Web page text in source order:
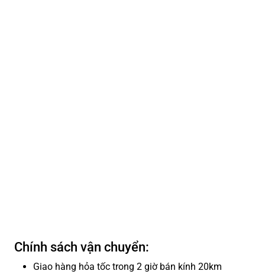
Chính sách vận chuyển:
Giao hàng hỏa tốc trong 2 giờ bán kính 20km